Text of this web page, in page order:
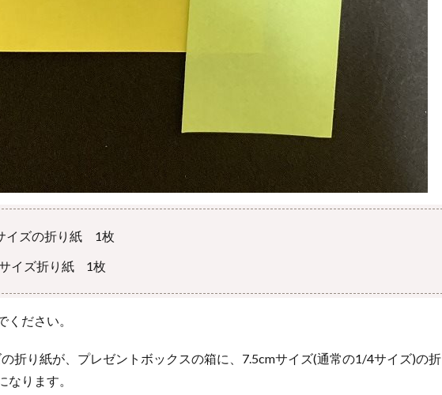
イズの折り紙 1枚
イズ折り紙 1枚
ください。
折り紙が、プレゼントボックスの箱に、7.5cmサイズ(通常の1/4サイズ)の折
なります。